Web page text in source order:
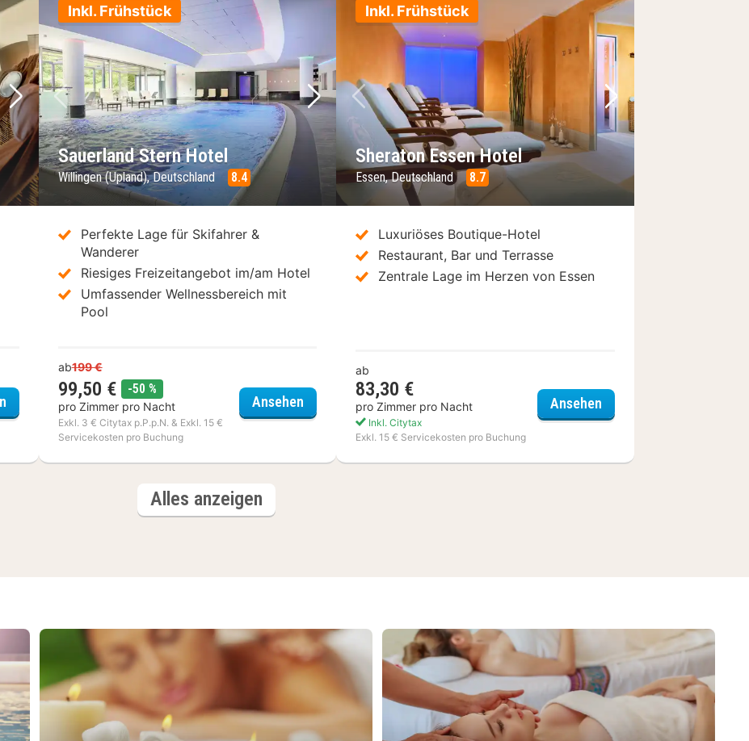
Nächstes Bild
Sunday Resort Rügen
Inkl. Frühstück
Vorheriges Bild
Nächstes Bild
Sauerland Stern Hotel
Willingen (Upland), Deutschland 8.4
Perfekte Lage für Skifahrer &
Wanderer
Riesiges Freizeitangebot im/am Hotel
Umfassender Wellnessbereich mit
Pool
ab199 €
99,50 € -50 %Rabatt
pro Zimmer pro Nacht
Exkl. 3 € Citytax p.P.p.N. & Exkl. 15 €
Servicekosten pro Buchung
Ansehen Sauerland Stern Hotel
Inkl. Frühstück
Vorheriges Bild
Nächstes Bild
Sheraton Essen Hotel
Essen, Deutschland 8.7
Luxuriöses Boutique-Hotel
Restaurant, Bar und Terrasse
Zentrale Lage im Herzen von Essen
ab
83,30 €
pro Zimmer pro Nacht
Inkl. Citytax
Exkl. 15 € Servicekosten pro Buchung
AnsehenSheraton Essen Hotel
Alles anzeigenHotels